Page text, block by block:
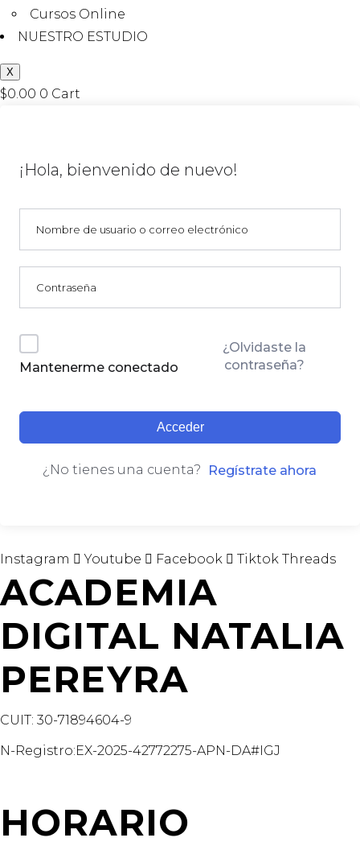
Cursos Online
NUESTRO ESTUDIO
X
$0.00 0 Cart
¡Hola, bienvenido de nuevo!
Mantenerme conectado
¿Olvidaste la
contraseña?
Acceder
¿No tienes una cuenta? Regístrate ahora
Instagram Youtube Facebook Tiktok Threads
ACADEMIA
DIGITAL NATALIA
PEREYRA
CUIT: 30-71894604-9
N-Registro:EX-2025-42772275-APN-DA#IGJ
HORARIO